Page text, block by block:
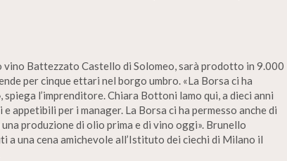
Battezzato Castello di Solomeo, sarà prodotto in 9.000
per cinque ettari nel borgo umbro. «La Borsa ci ha
l’imprenditore. Chiara Bottoni lamo qui, a dieci anni
appetibili per i manager. La Borsa ci ha permesso anche di
produzione di olio prima e di vino oggi». Brunello
una cena amichevole all’Istituto dei ciechi di Milano il